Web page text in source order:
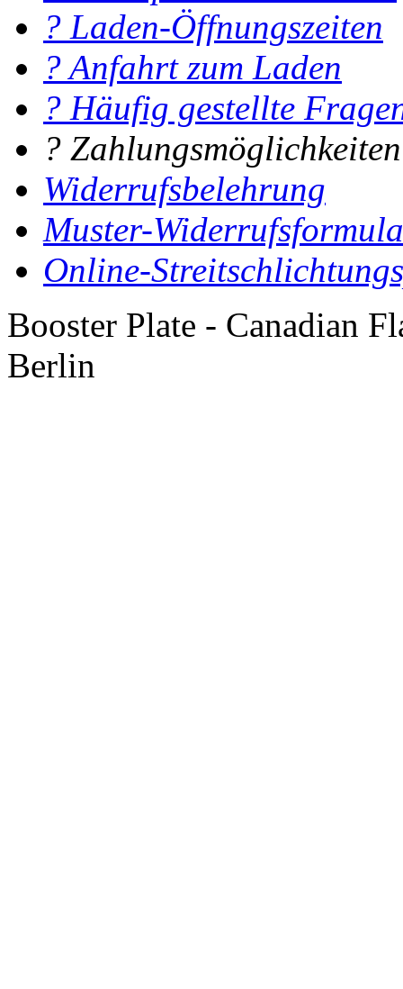
? Laden-Öffnungszeiten
? Anfahrt zum Laden
? Häufig gestellte
? Zahlungsmöglichkeiten
Widerrufsbelehrung
Muster-
Online-
Booster Plate - Canadian
Berlin